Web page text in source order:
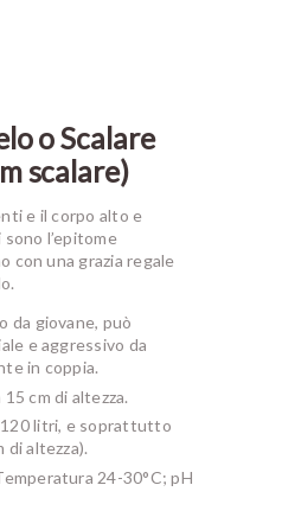
o Scalare
scalare)
e il corpo alto e
l’epitome
con una grazia regale
da giovane, può
e aggressivo da
in coppia.
15 cm di altezza.
litri, e soprattutto
di altezza).
24-30°C; pH